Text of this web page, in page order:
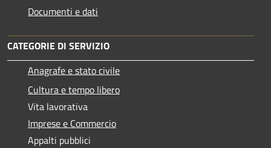
Documenti e dati
CATEGORIE DI SERVIZIO
Anagrafe e stato civile
Cultura e tempo libero
Vita lavorativa
Imprese e Commercio
Appalti pubblici